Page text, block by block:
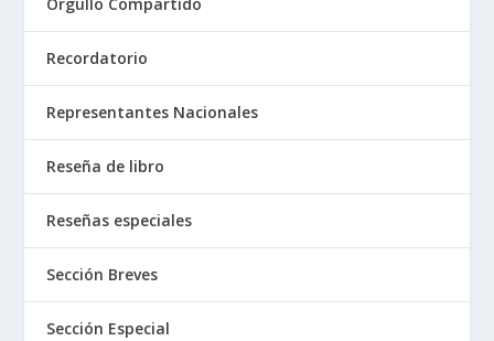
Recordatorio
Representantes Nacionales
Reseña de libro
Reseñas especiales
Sección Breves
Sección Especial